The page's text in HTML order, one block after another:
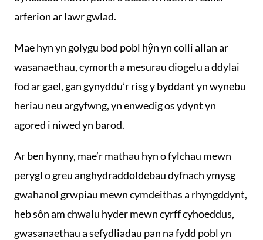
arferion ar lawr gwlad.
Mae hyn yn golygu bod pobl hŷn yn colli allan ar
wasanaethau, cymorth a mesurau diogelu a ddylai
fod ar gael, gan gynyddu’r risg y byddant yn wynebu
heriau neu argyfwng, yn enwedig os ydynt yn
agored i niwed yn barod.
Ar ben hynny, mae’r mathau hyn o fylchau mewn
perygl o greu anghydraddoldebau dyfnach ymysg
gwahanol grwpiau mewn cymdeithas a rhyngddynt,
heb sôn am chwalu hyder mewn cyrff cyhoeddus,
gwasanaethau a sefydliadau pan na fydd pobl yn